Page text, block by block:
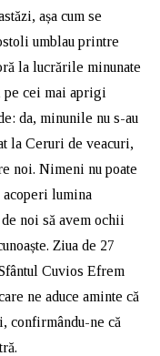
așa cum se
umblau printre
la lucrările minunate
pe cei mai aprigi
da, minunile nu s-au
la Ceruri de veacuri,
noi. Nimeni nu poate
lumina
noi să avem ochii
Ziua de 27
Cuvios Efrem
ne aduce aminte că
confirmându-ne că